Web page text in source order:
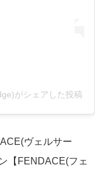
がシェアした投稿
ヴェルサー
【FENDACE(フェ